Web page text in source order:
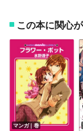
この本に関心
マンガ｜巻